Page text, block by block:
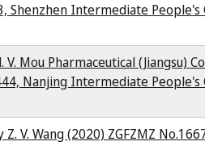
Shenzhen Intermediate People's
Mou Pharmaceutical (Jiangsu)
Nanjing Intermediate People's
Z. V. Wang (2020) ZGFZMZ